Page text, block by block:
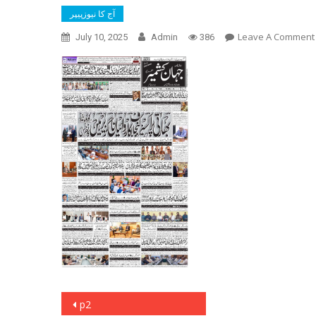
آج کا نیوزپیپر
July 10, 2025 Admin 386 Leave A Comment
Post
p2